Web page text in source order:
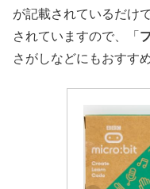
が記載されているだけ
されていますので、「
さがしなどにもおすす